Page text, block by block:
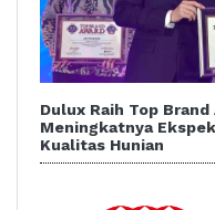
Dulux Raih Top
Meningkatnya
Kualitas Hunian